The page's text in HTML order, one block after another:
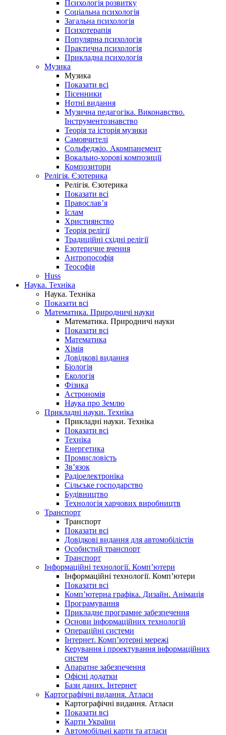
Психологія розвитку
Соціальна психологія
Загальна психологія
Психотерапія
Популярна психологія
Практична психологія
Прикладна психологія
Музика
Музика
Показати всі
Пісенники
Нотні видання
Музична педагогіка. Виконавство.
Інструментознавство
Теорія та історія музики
Самовчителі
Сольфеджіо. Акомпанемент
Вокально-хорові композиції
Композитори
Релігія. Єзотерика
Релігія. Єзотерика
Показати всі
Православ’я
Іслам
Християнство
Теорія релігії
Традиційні східні релігії
Езотеричне вчення
Антропософія
Теософія
Huss
Наука. Техніка
Наука. Техніка
Показати всі
Математика. Природничі науки
Математика. Природничі науки
Показати всі
Математика
Хімія
Довідкові видання
Біологія
Екологія
Фізика
Астрономія
Наука про Землю
Прикладні науки. Техніка
Прикладні науки. Техніка
Показати всі
Техніка
Енергетика
Промисловість
Зв’язок
Радіоелектроніка
Сільське господарство
Будівництво
Технологія харчових виробництв
Транспорт
Транспорт
Показати всі
Довідкові видання для автомобілістів
Особистий транспорт
Транспорт
Інформаційні технології. Комп’ютери
Інформаційні технології. Комп’ютери
Показати всі
Комп’ютерна графіка. Дизайн. Анімація
Програмування
Прикладне програмне забезпечення
Основи інформаційних технологій
Операційні системи
Інтернет. Комп’ютерні мережі
Керування і проектування інформаційних
систем
Апаратне забезпечення
Офісні додатки
Бази даних. Інтернет
Картографічні видання. Атласи
Картографічні видання. Атласи
Показати всі
Карти України
Автомобільні карти та атласи